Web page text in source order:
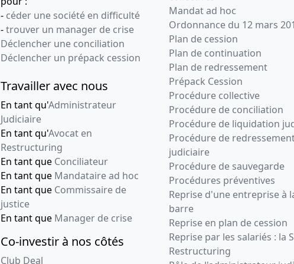
- céder une société en difficulté
-trouver un manager de crise
Déclencher une conciliation
Déclencher un prépack cession
Travailler avec nous
En tant qu'Administrateur
Judiciaire
En tant qu'Avocat en
Restructuring
En tant que Conciliateur
En tant que Mandataire ad hoc
En tant que Commissaire de
justice
En tant que Manager de crise
Co-investir à nos côtés
Club Deal
Mandat ad hoc
Ordonnance du 12 mars
Plan de cession
Plan de continuation
Plan de redressement
Prépack Cession
Procédure collective
Procédure de conciliation
Procédure de liquidation
Procédure de
judiciaire
Procédure de sauvegarde
Procédures préventives
Reprise d'une entreprise à
barre
Reprise en plan de cession
Reprise par les salariés : la
Restructuring